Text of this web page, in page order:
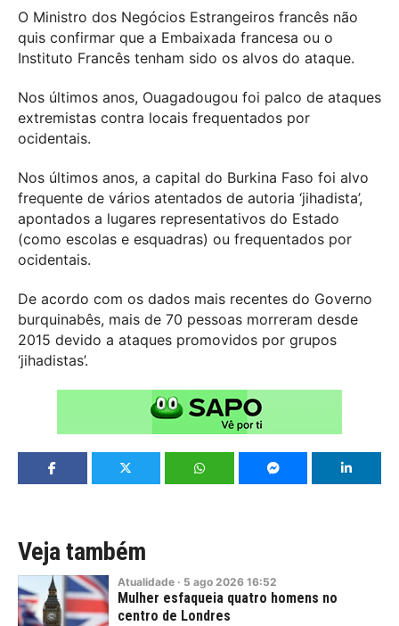
O Ministro dos Negócios Estrangeiros francês não
quis confirmar que a Embaixada francesa ou o
Instituto Francês tenham sido os alvos do ataque.
Nos últimos anos, Ouagadougou foi palco de ataques
extremistas contra locais frequentados por
ocidentais.
Nos últimos anos, a capital do Burkina Faso foi alvo
frequente de vários atentados de autoria ‘jihadista’,
apontados a lugares representativos do Estado
(como escolas e esquadras) ou frequentados por
ocidentais.
De acordo com os dados mais recentes do Governo
burquinabês, mais de 70 pessoas morreram desde
2015 devido a ataques promovidos por grupos
‘jihadistas’.
Veja também
Atualidade · 5 ago 2026 16:52
Mulher esfaqueia quatro homens no
centro de Londres